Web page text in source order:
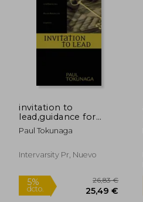
invitation to
lead,guidance for
emerging asian
american leaders
Paul Tokunaga
Intervarsity Pr, Nuevo